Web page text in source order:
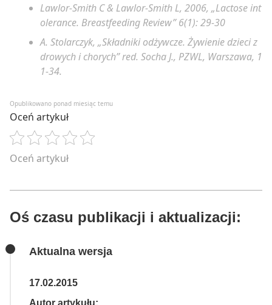
Lawlor-Smith C & Lawlor-Smith L, 2006, „Lactose int
olerance. Breastfeeding Review” 6(1): 29-30
A. Stolarczyk, „Składniki odżywcze. Żywienie dzieci z
drowych i chorych” red. Socha J., PZWL, Warszawa, 1
1-34.
Opublikowano ponad miesiąc temu
Oceń artykuł
Oceń artykuł
Oś czasu publikacji i aktualizacji:
Aktualna wersja
17.02.2015
Autor artykułu: